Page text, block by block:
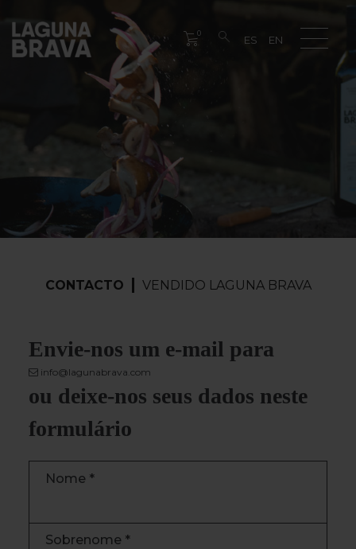
0
CONTACTO VENDIDO LAGUNA BRAVA
Envie-nos um e-mail para
info@lagunabrava.com
ou deixe-nos seus dados neste
formulário
Nome *
Sobrenome *